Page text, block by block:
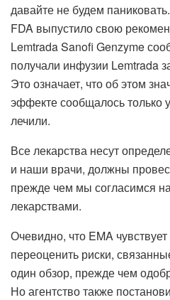
давайте не будем
FDA выпустило свою
Lemtrada Sanofi Genzyme
получали инфузии Lemtrada
Это означает, что об этом
эффекте сообщалось только
лечили.
Все лекарства несут
и наши врачи, должны
прежде чем мы согласимся
лекарствами.
Очевидно, что EMA
переоценить риски,
один обзор, прежде чем
Но агентство также